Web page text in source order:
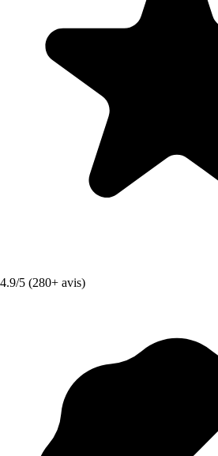
4.9/5 (280+ avis)